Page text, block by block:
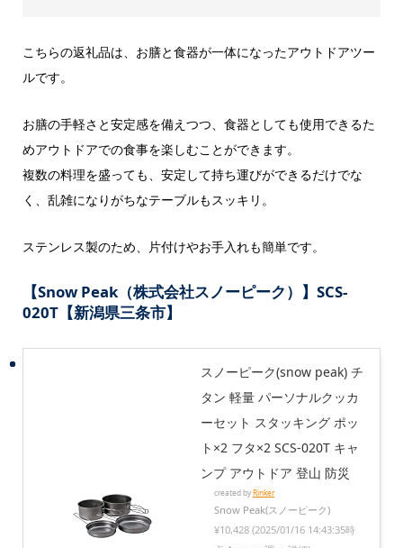
こちらの返礼品は、お膳と食器が一体になったアウトドアツー
ルです。
お膳の手軽さと安定感を備えつつ、食器としても使用できるた
めアウトドアでの食事を楽しむことができます。
複数の料理を盛っても、安定して持ち運びができるだけでな
く、乱雑になりがちなテーブルもスッキリ。
ステンレス製のため、片付けやお手入れも簡単です。
【Snow Peak（株式会社スノーピーク）】SCS-
020T【新潟県三条市】
スノーピーク(snow peak) チ
タン 軽量 パーソナルクッカ
ーセット スタッキング ポッ
ト×2 フタ×2 SCS-020T キャ
ンプ アウトドア 登山 防災
created byRinker
Snow Peak(スノーピーク)
¥10,428 (2025/01/16 14:43:35時